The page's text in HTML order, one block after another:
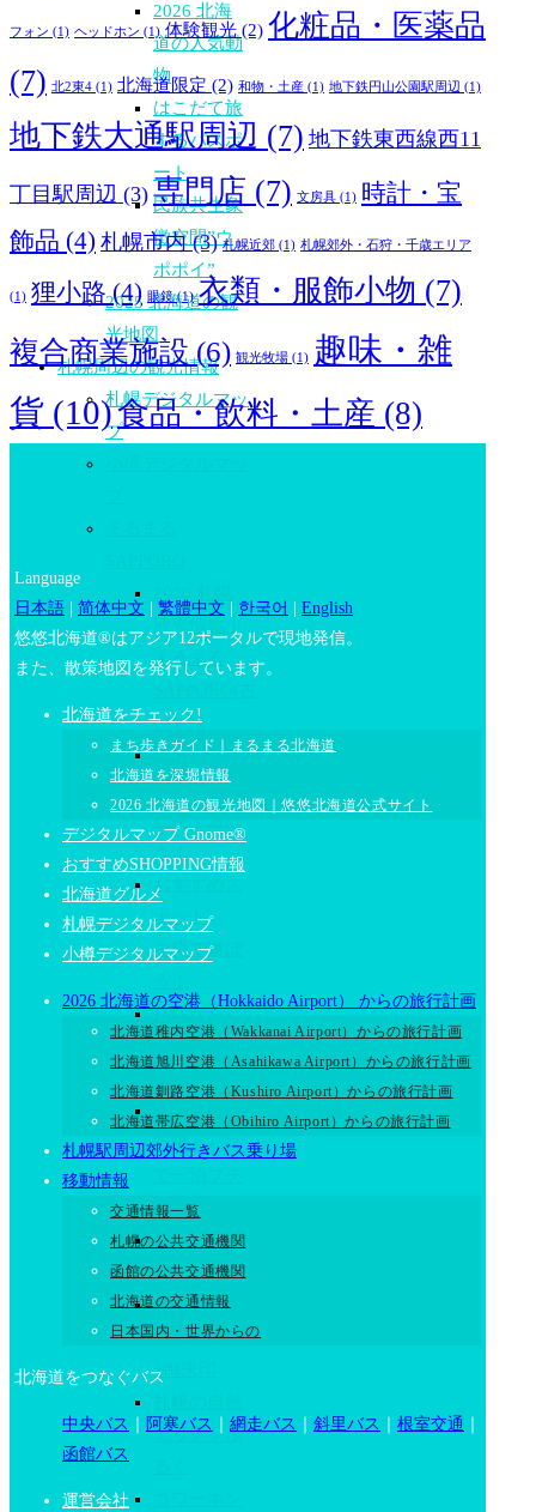
2026 北海
道の人気動
物
はこだて旅
するパスポ
ート
民族共生象
徴空間”ウ
ポポイ”
2025 北海道の観
光地図
札幌周辺の観光情報
札幌デジタルマッ
プ
まるまる
い）
おすすめス
ポット
おすすめス
ポット
小樽で遊ぼ
札幌からバ
札幌から飛
行機とバス
旅行!
札幌・小樽
の夜景
札幌のパワ
ースポット
+御朱印
エリアを歩
フォン (1) ヘッドホン (1) 体験観光 (2) 化粧品・医薬品
(7) 北2東4 (1) 北海道限定 (2) 和物・土産 (1) 地下鉄円山公園駅周辺 (1)
地下鉄大通駅周辺 (7) 地下鉄東西線西11
丁目駅周辺 (3) 専門店 (7) 文房具 (1) 時計・宝
飾品 (4) 札幌市内(3) 札幌近郊 (1) 札幌郊外・石狩・千歳エリア
(1) 狸小路(4) 眼鏡(1) 衣類・服飾小物 (7)
複合商業施設(6) 観光牧場 (1) 趣味・雑
貨 (10)食品・飲料・土産 (8)
Language
日本語 | 简体中文 | 繁體中文 | 한국어 | English
悠悠北海道®はアジア12ポータルで現地発信。
また、散策地図を発行しています。
北海道をチェック!
まち歩きガイド｜まるまる北海道
北海道を深堀情報
2026 北海道の観光地図｜悠悠北海道公式サイト
デジタルマップ Gnome®
おすすめSHOPPING情報
北海道グルメ
札幌デジタルマップ
小樽デジタルマップ
2026 北海道の空港（Hokkaido Airport） からの旅行計画
北海道稚内空港（Wakkanai Airport）からの旅行計画
北海道旭川空港（Asahikawa Airport）からの旅行計画
北海道釧路空港（Kushiro Airport）からの旅行計画
北海道帯広空港（Obihiro Airport）からの旅行計画
札幌駅周辺郊外行きバス乗り場
移動情報
交通情報一覧
札幌の公共交通機関
函館の公共交通機関
北海道の交通情報
日本国内・世界からの
北海道をつなぐバス
中央バス ｜ 阿寒バス ｜ 網走バス ｜ 斜里バス ｜ 根室交通 ｜
函館バス
運営会社